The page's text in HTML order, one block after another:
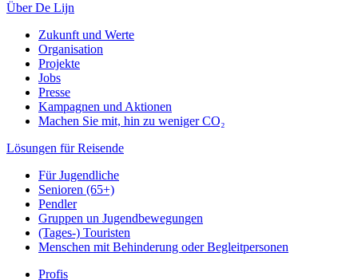
Über De Lijn
Zukunft und Werte
Organisation
Projekte
Jobs
Presse
Kampagnen und Aktionen
Machen Sie mit, hin zu weniger CO₂
Lösungen für Reisende
Für Jugendliche
Senioren (65+)
Pendler
Gruppen un Jugendbewegungen
(Tages-) Touristen
Menschen mit Behinderung oder Begleitpersonen
Profis